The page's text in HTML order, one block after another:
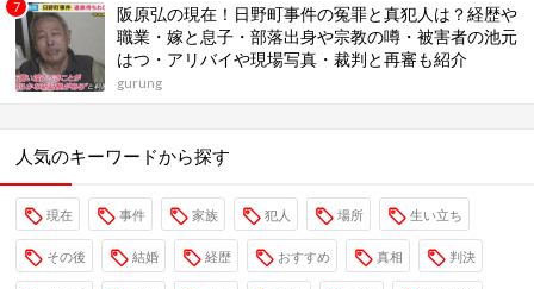
阪原弘の現在！日野町事件の冤罪と真犯人は？経歴や
職業・嫁と息子・部落出身や宗教の噂・被害者の池元
はつ・アリバイや現場写真・裁判と再審も紹介
gurung
人気のキーワードから探す
現在 事件 家族 犯人 場所 生い立ち
その後 結婚 経歴 おすすめ 真相 判決